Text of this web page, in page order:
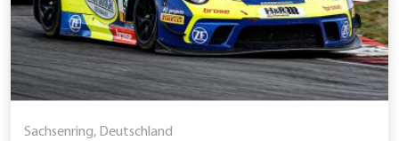
Sachsenring, Deutschland